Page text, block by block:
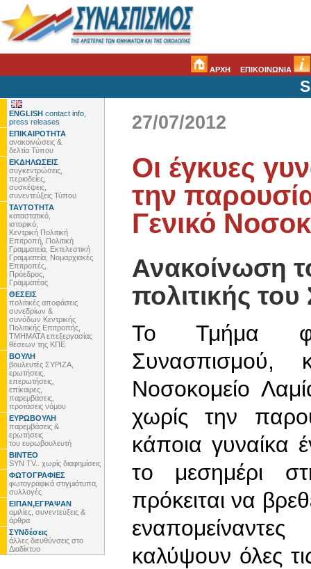
ΑΡΧΗ ΕΠΙΚΟΙΝΩΝΙΑ
ENGLISH contact info,
press releases
ΕΠΙΚΑΙΡΟΤΗΤΑ
ανακοινώσεις &
δελτία Τύπου
ΕΚΔΗΛΩΣΕΙΣ
συγκεντρώσεις,
περιοδείες,
συσκέψεις,
συνεντεύξεις Τύπου
ΤΑΥΤΟΤΗΤΑ
καταστατικό,
ιστορικό,
Κεντρική Πολιτική
Επιτροπή, Πολιτική
Γραμματεία, Εκτελεστική
Γραμματεία, Νομαρχιακές
Επιτροπές,
Πρόεδρος,
Γραμματέας
ΘΕΣΕΙΣ
πολιτικές αποφάσεις
συνεδρίων &
συνόδων Κεντρικής
Πολιτικής Επιτροπής,
ΤΜΗΜΑΤΑ επεξεργασίας
θέσεων της ΚΠΕ
ΒΟΥΛΗ
βουλευτές ΣΥΡΙΖΑ,
ερωτήσεις,
επερωτήσεις,
επίκαιρες,
παρεμβάσεις,
προτάσεις νόμου
ΕΥΡΩΒΟΥΛΗ
παρεμβάσεις &
ερωτήσεις
του ευρωβουλευτή
ΒΙΝΤΕΟ
SYN TV.. χωρίς διαφημίσεις
ΦΩΤΟΓΡΑΦΙΕΣ
φωτογραφικά στιγμιότυπα,
συλλογές
ΕΙΠΑΝ,ΕΓΡΑΨΑΝ
ομιλίες, συνεντεύξεις &
άρθρα
ΣΥΝδέσεις
άλλες διευθύνσεις στο
Διαδίκτυο
27/07/2012
Οι έγκυες
την
Γενικό
Ανακοίνωση
πολιτικής
Το Τμήμα
Συνασπισμού,
Νοσοκομείο
χωρίς την
κάποια γυναίκα
το μεσημέρι
πρόκειται να
καλύψουν όλες